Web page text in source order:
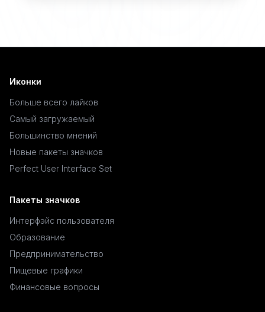
Иконки
Больше всего лайков
Самый загружаемый
Большинство мнений
Новые пакеты значков
Perfect User Interface Set
Пакеты значков
Интерфэйс пользователя
Образование
Предпринимательство
Пищевые графики
Финансовые вопросы